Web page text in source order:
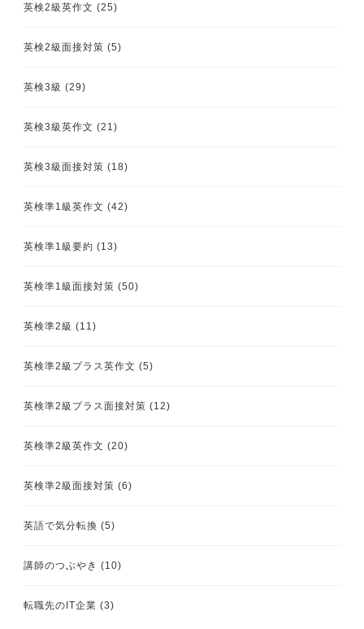
英検2級英作文 (25)
英検2級面接対策 (5)
英検3級 (29)
英検3級英作文 (21)
英検3級面接対策 (18)
英検準1級英作文 (42)
英検準1級要約 (13)
英検準1級面接対策 (50)
英検準2級 (11)
英検準2級プラス英作文 (5)
英検準2級プラス面接対策 (12)
英検準2級英作文 (20)
英検準2級面接対策 (6)
英語で気分転換 (5)
講師のつぶやき (10)
転職先のIT企業 (3)